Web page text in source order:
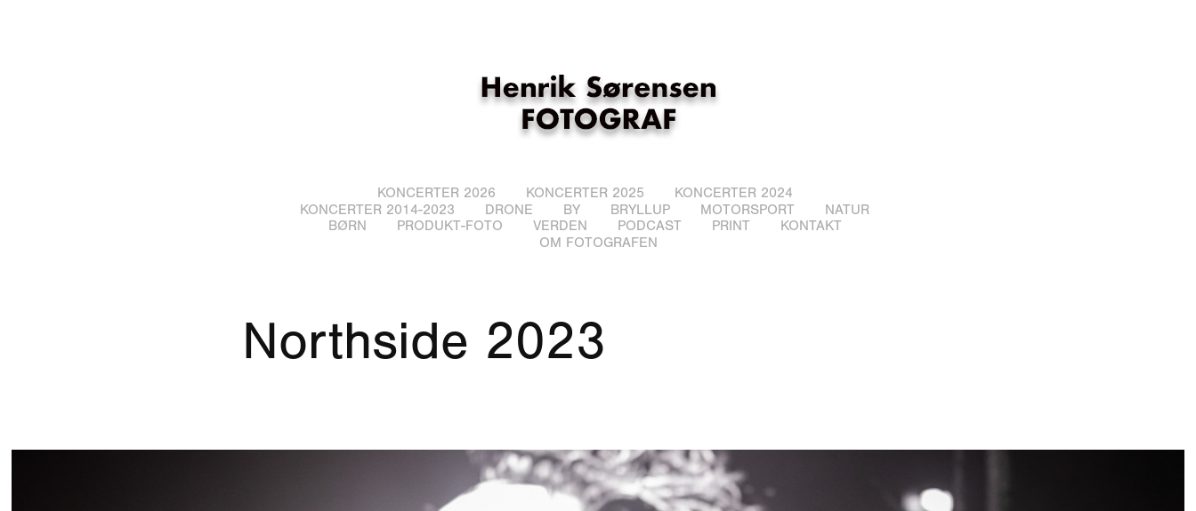
KONCERTER 2026 KONCERTER 2025
KONCERTER 2024
KONCERTER 2014-2023
DRONE BY BRYLLUP MOTORSPORT
NATUR
BØRN
PRODUKT-FOTO VERDEN PODCAST PRINT
KONTAKT
OM FOTOGRAFEN
Northside 2023